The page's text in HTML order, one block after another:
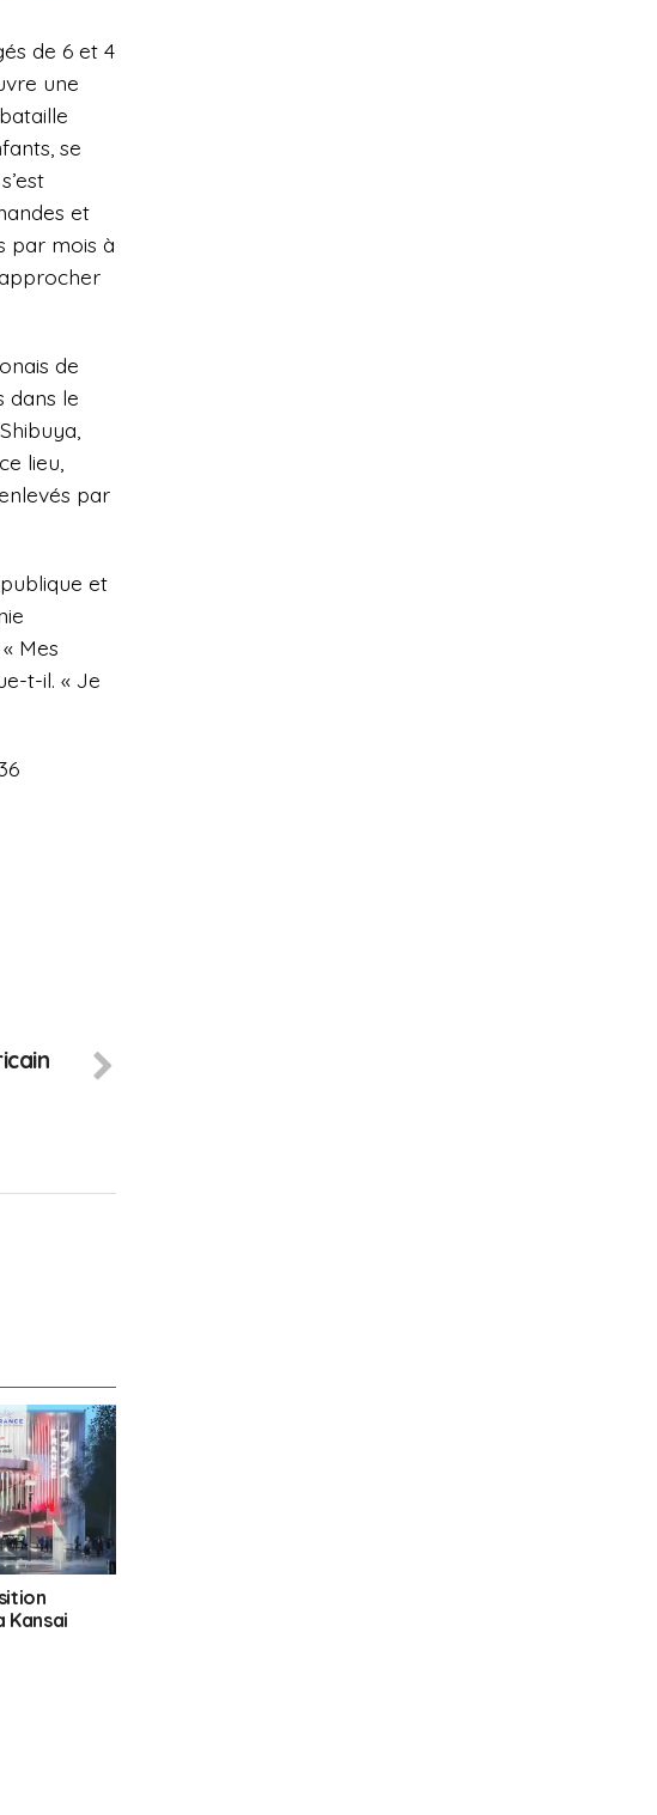
de 6 et 4
une
se
et
par mois à
de
dans le
lieu,
par
et
Mes
t-il. « Je
Kansai